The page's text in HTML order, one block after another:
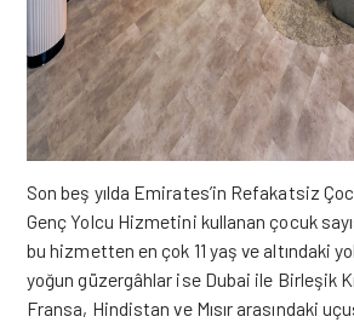
Son beş yılda Emirates’in Refakatsiz
Genç Yolcu Hizmetini kullanan çocuk
bu hizmetten en çok 11 yaş ve altındaki
yoğun güzergâhlar ise Dubai ile Birleşik
Fransa, Hindistan ve Mısır arasındaki